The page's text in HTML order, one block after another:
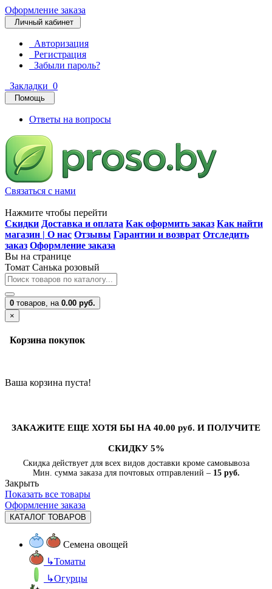
Оформление заказа
Личный кабинет
Авторизация
Регистрация
Забыли пароль?
Закладки 0
Помощь
Ответы на вопросы
Связаться с нами
Нажмите чтобы перейти
Скидки Доставка и оплата Как оформить заказ Как найти
магазин | О нас Отзывы Гарантии и возврат Отследить
заказ Оформление заказа
Вы на странице
Томат Санька розовый
0 товаров, на 0.00 руб.
×
Корзина покупок
Ваша корзина пуста!
ЗАКАЖИТЕ ЕЩЕ ХОТЯ БЫ НА 40.00 руб. И ПОЛУЧИТЕ
СКИДКУ 5%
Скидка действует для всех видов доставки кроме самовывоза
Мин. сумма заказа для почтовых отправлений – 15 руб.
Закрыть
Показать все товары
Оформление заказа
КАТАЛОГ ТОВАРОВ
Семена овощей
↳Томаты
↳Огурцы